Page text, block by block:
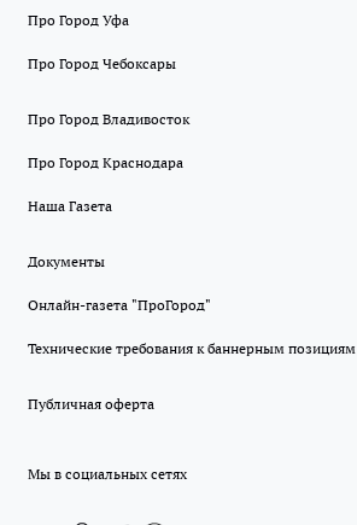
Про Город Уфа
Про Город Чебоксары
Про Город Владивосток
Про Город Краснодара
Наша Газета
Документы
Онлайн-газета "ПроГород"
Технические требования к баннерным позициям
Публичная оферта
Мы в социальных сетях